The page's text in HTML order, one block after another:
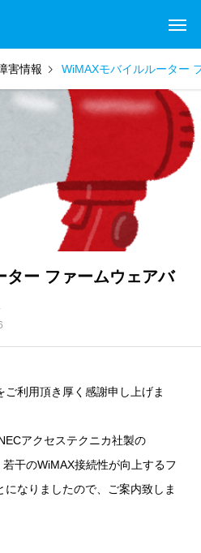
害情報 WiMAXモバイルルーター
ー ファームウェアバ
利用頂き厚く感謝申し上げま
アクセステクニカ社製の
干のWiMAX接続性が向上するフ
になりましたので、ご案内致しま